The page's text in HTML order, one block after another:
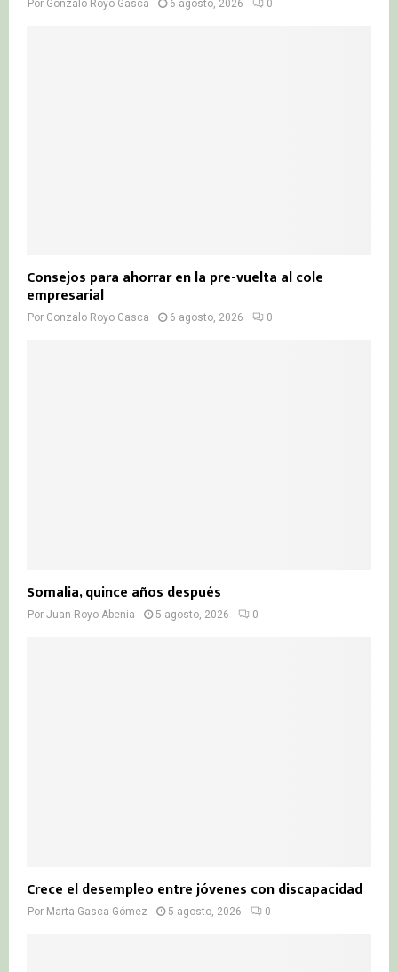
Por Gonzalo Royo Gasca 6 agosto, 2026 0
Consejos para ahorrar en la pre-vuelta al cole
empresarial
Por Gonzalo Royo Gasca 6 agosto, 2026 0
Somalia, quince años después
Por Juan Royo Abenia 5 agosto, 2026 0
Crece el desempleo entre jóvenes con discapacidad
Por Marta Gasca Gómez 5 agosto, 2026 0